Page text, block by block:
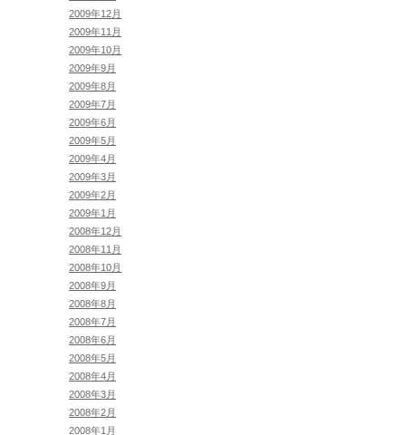
2009年12月
2009年11月
2009年10月
2009年9月
2009年8月
2009年7月
2009年6月
2009年5月
2009年4月
2009年3月
2009年2月
2009年1月
2008年12月
2008年11月
2008年10月
2008年9月
2008年8月
2008年7月
2008年6月
2008年5月
2008年4月
2008年3月
2008年2月
2008年1月